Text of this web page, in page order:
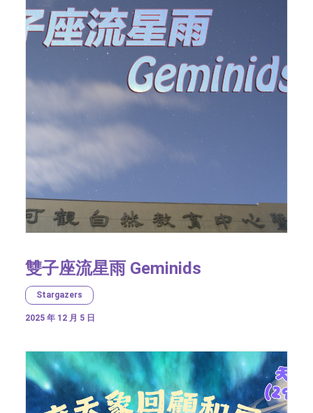
雙子座流星雨 Geminids
Stargazers
2025 年 12 月 5 日